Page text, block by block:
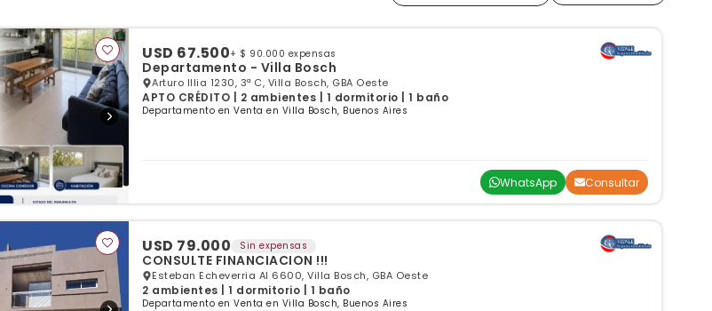
USD 67.500+ $ 90.000 expensas
Departamento - Villa Bosch
Arturo Illia 1230, 3ª C, Villa Bosch, GBA Oeste
APTO CRÉDITO | 2 ambientes | 1 dormitorio | 1 baño
Departamento en Venta en Villa Bosch, Buenos Aires
WhatsApp Consultar
USD 79.000 Sin expensas
CONSULTE FINANCIACION !!!
Esteban Echeverria Al 6600, Villa Bosch, GBA Oeste
2 ambientes | 1 dormitorio | 1 baño
Departamento en Venta en Villa Bosch, Buenos Aires